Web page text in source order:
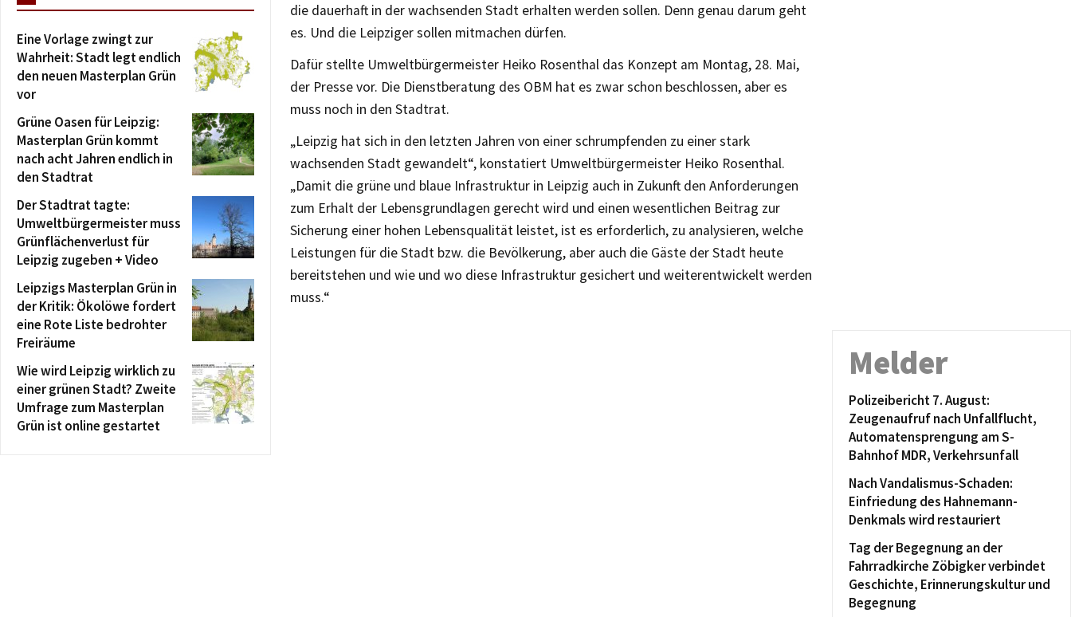
die dauerhaft in der wachsenden Stadt erhalten werden sollen. Denn genau darum geht
es. Und die Leipziger sollen mitmachen dürfen.
Dafür stellte Umweltbürgermeister Heiko Rosenthal das Konzept am Montag, 28. Mai,
der Presse vor. Die Dienstberatung des OBM hat es zwar schon beschlossen, aber es
muss noch in den Stadtrat.
„Leipzig hat sich in den letzten Jahren von einer schrumpfenden zu einer stark
wachsenden Stadt gewandelt“, konstatiert Umweltbürgermeister Heiko Rosenthal.
„Damit die grüne und blaue Infrastruktur in Leipzig auch in Zukunft den Anforderungen
zum Erhalt der Lebensgrundlagen gerecht wird und einen wesentlichen Beitrag zur
Sicherung einer hohen Lebensqualität leistet, ist es erforderlich, zu analysieren, welche
Leistungen für die Stadt bzw. die Bevölkerung, aber auch die Gäste der Stadt heute
bereitstehen und wie und wo diese Infrastruktur gesichert und weiterentwickelt werden
muss.“
Eine Vorlage zwingt zur
Wahrheit: Stadt legt endlich
den neuen Masterplan Grün
vor
Grüne Oasen für Leipzig:
Masterplan Grün kommt
nach acht Jahren endlich in
den Stadtrat
Der Stadtrat tagte:
Umweltbürgermeister muss
Grünflächenverlust für
Leipzig zugeben + Video
Leipzigs Masterplan Grün in
der Kritik: Ökolöwe fordert
eine Rote Liste bedrohter
Freiräume
Wie wird Leipzig wirklich zu
einer grünen Stadt? Zweite
Umfrage zum Masterplan
Grün ist online gestartet
Melder
Polizeibericht 7. August:
Zeugenaufruf nach Unfallflucht,
Automatensprengung am S-
Bahnhof MDR, Verkehrsunfall
Nach Vandalismus-Schaden:
Einfriedung des Hahnemann-
Denkmals wird restauriert
Tag der Begegnung an der
Fahrradkirche Zöbigker verbindet
Geschichte, Erinnerungskultur und
Begegnung